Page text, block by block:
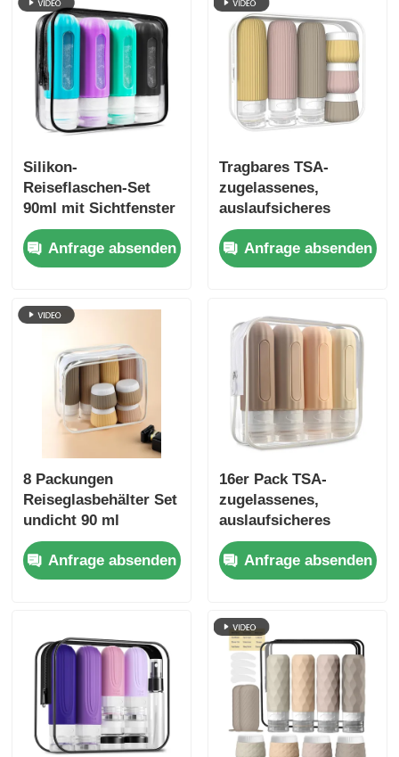
Silikon-
Reiseflaschen-Set
90ml mit Sichtfenster
Anfrage absenden
Tragbares TSA-
zugelassenes,
auslaufsicheres
Silikon-Reise-
Kulturbeutel-Set, 6
Stück, BPA-frei
Anfrage absenden
8 Packungen
Reiseglasbehälter Set
undicht 90 ml
Silikonflasche + 30 ml
Silikonflaschen
Anfrage absenden
16er Pack TSA-
zugelassenes,
auslaufsicheres
Silikon-
Reiseflaschen-Set mit
nachfüllbaren
Anfrage absenden